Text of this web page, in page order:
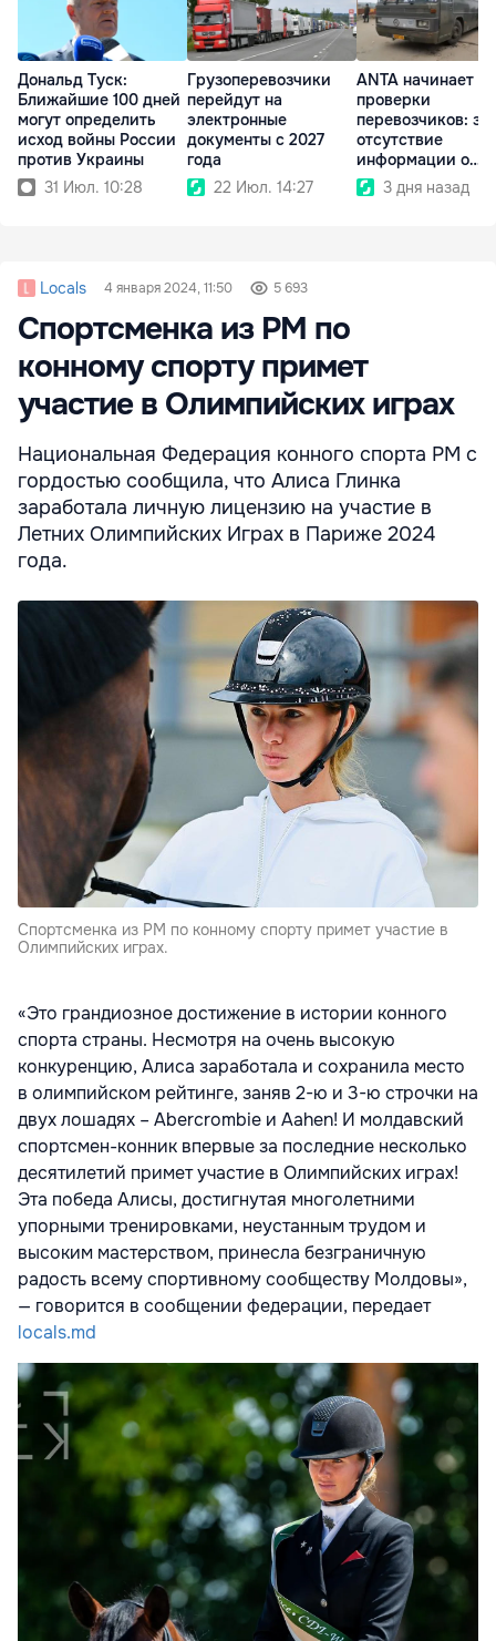
Дональд Туск:
Ближайшие 100 дней
могут определить
исход войны России
против Украины
31 Июл. 10:28
Грузоперевозчики
перейдут на
электронные
документы с 2027
года
22 Июл. 14:27
ANTA начинает
проверки
перевозчиков: за
отсутствие
информации о
тарифах ждут
санкции
3 дня назад
Locals 4 января 2024, 11:50 5 693
Спортсменка из РМ по
конному спорту примет
участие в Олимпийских играх
Национальная Федерация конного спорта РМ с
гордостью сообщила, что Алиса Глинка
заработала личную лицензию на участие в
Летних Олимпийских Играх в Париже 2024
года.
Спортсменка из РМ по конному спорту примет участие в
Олимпийских играх.
«Это грандиозное достижение в истории конного
спорта страны. Несмотря на очень высокую
конкуренцию, Алиса заработала и сохранила место
в олимпийском рейтинге, заняв 2-ю и 3-ю строчки на
двух лошадях – Abercrombie и Aahen! И молдавский
спортсмен-конник впервые за последние несколько
десятилетий примет участие в Олимпийских играх!
Эта победа Алисы, достигнутая многолетними
упорными тренировками, неустанным трудом и
высоким мастерством, принесла безграничную
радость всему спортивному сообществу Молдовы»,
— говорится в сообщении федерации, передает
locals.md